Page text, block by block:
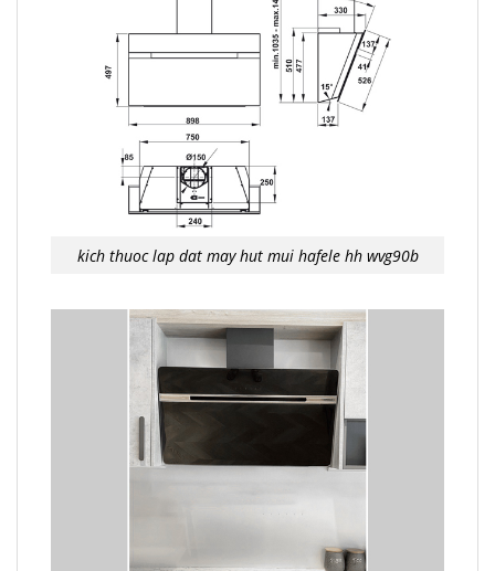
kich thuoc lap dat may hut mui hafele hh wvg90b